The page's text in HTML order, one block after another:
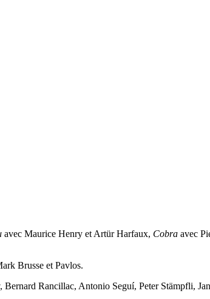
avec Maurice Henry et Artür Harfaux, Cobra avec
Brusse et Pavlos.
Rancillac, Antonio Seguí, Peter Stämpfli,